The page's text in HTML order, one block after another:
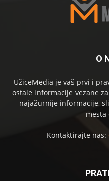
O
UžiceMedia je vaš prvi i
ostale informacije vezane
najažurnije informacije,
mesta
Kontaktirajte nas: